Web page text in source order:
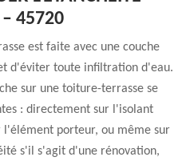
– 45720
est faite avec une couche
d'éviter toute infiltration d'eau.
sur une toiture-terrasse se
: directement sur l'isolant
porteur, ou même sur
s'il s'agit d'une rénovation,